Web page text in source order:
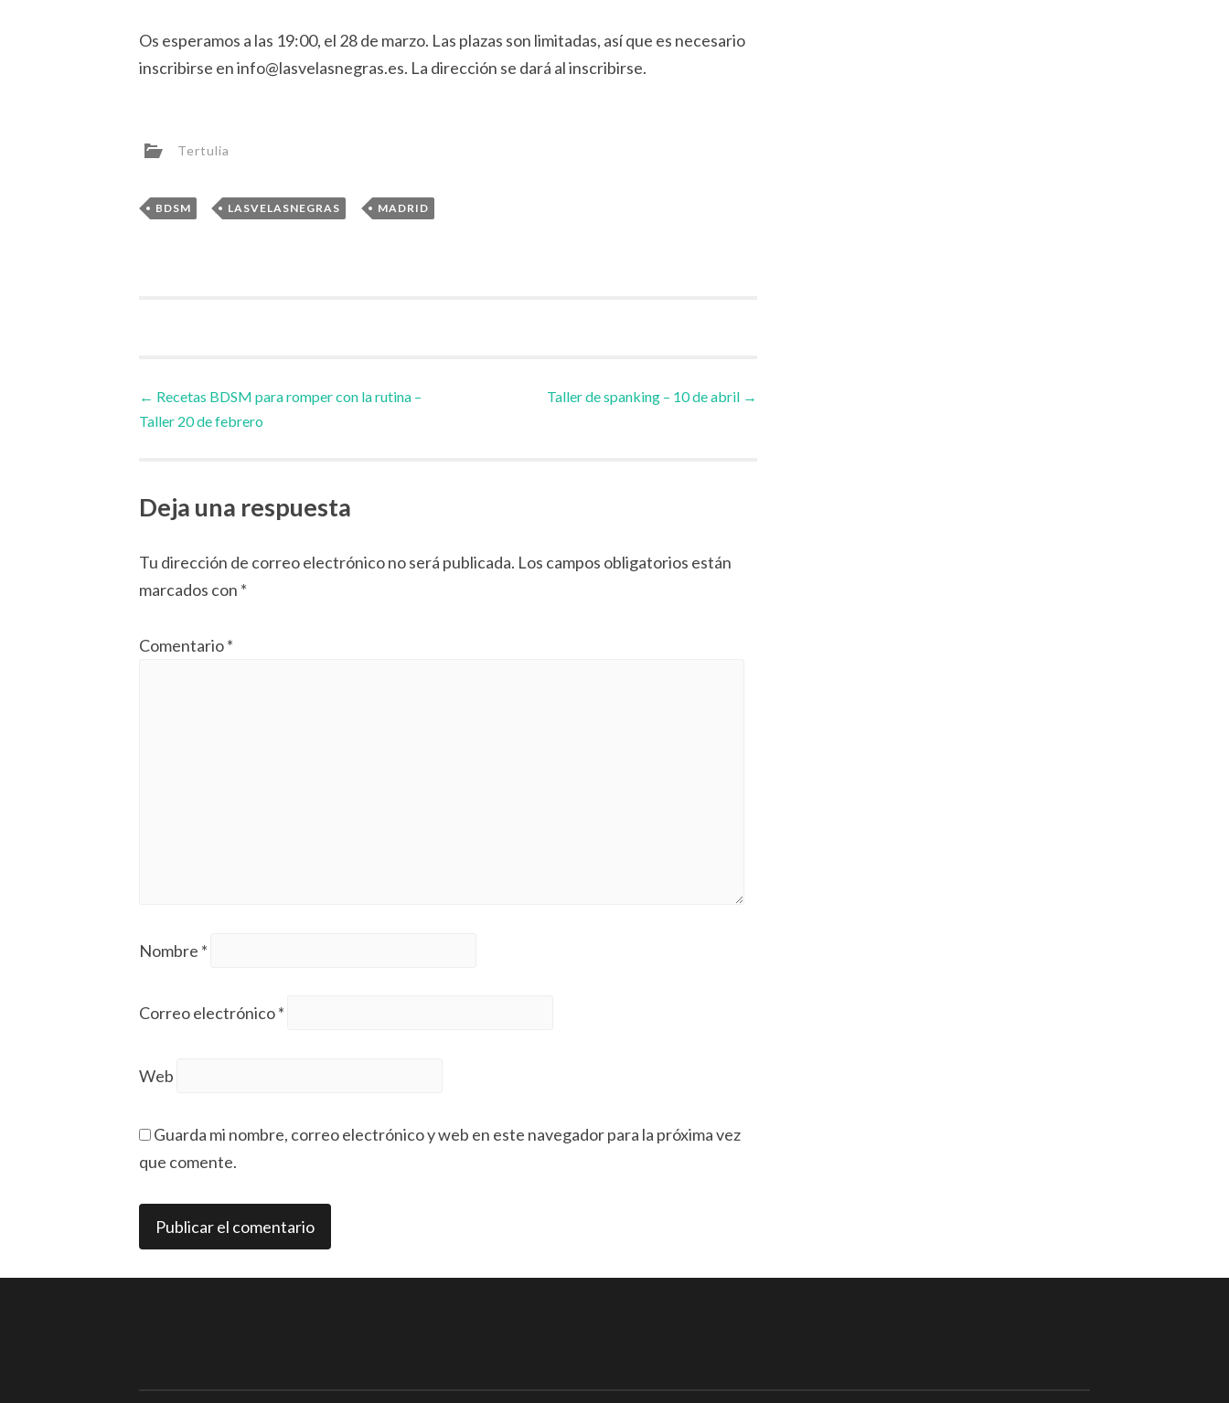
Os esperamos a las 19:00, el 28 de marzo. Las plazas son limitadas, así que es necesario
inscribirse en info@lasvelasnegras.es. La dirección se dará al inscribirse.
Tertulia
BDSM , LASVELASNEGRAS , MADRID
Navegador
artículos
← Recetas BDSM para romper con la rutina –
Taller 20 de febrero
Taller de spanking – 10 de abril →
Deja una respuesta
Tu dirección de correo electrónico no será publicada. Los campos obligatorios están
marcados con *
Comentario*
Nombre *
Correo electrónico*
Web
Guarda mi nombre, correo electrónico y web en este navegador para la próxima vez
que comente.